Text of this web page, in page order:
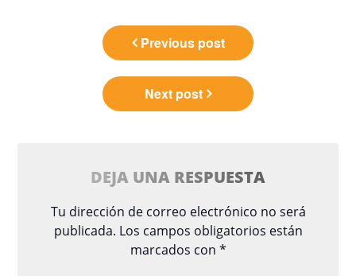
Navegación
Previous post
Next post
DEJA UNA RESPUESTA
Tu dirección de correo electrónico no será
publicada. Los campos obligatorios están
marcados con *